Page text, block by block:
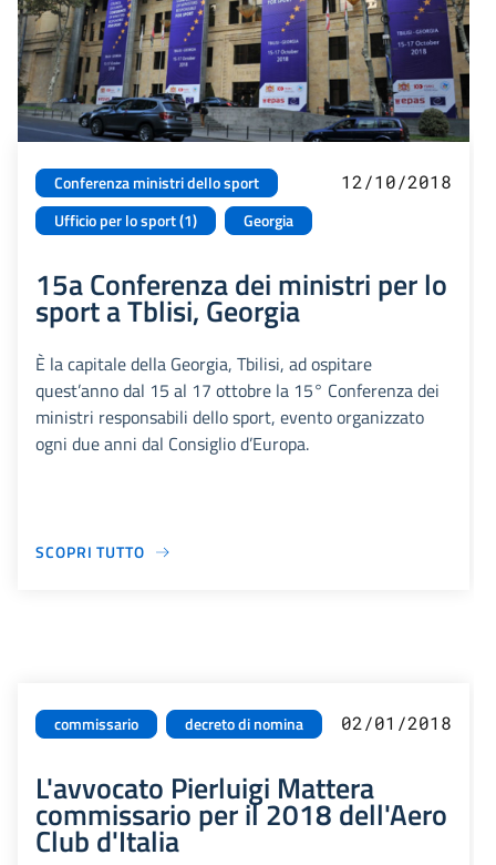
Conferenza ministri dello sport
Ufficio per lo sport (1)
Georgia
12/10/2018
15a Conferenza dei ministri per lo
sport a Tblisi, Georgia
È la capitale della Georgia, Tbilisi, ad ospitare
quest’anno dal 15 al 17 ottobre la 15° Conferenza dei
ministri responsabili dello sport, evento organizzato
ogni due anni dal Consiglio d’Europa.
SCOPRI TUTTO
commissario decreto di nomina 02/01/2018
L'avvocato Pierluigi Mattera
commissario per il 2018 dell'Aero
Club d'Italia